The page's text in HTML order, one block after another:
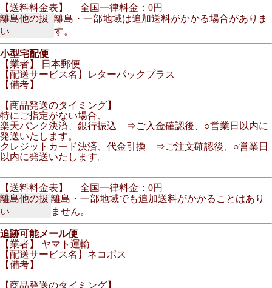
【送料料金表】
全国一律料金：0円
離島他の扱
い
離島・一部地域は追加送料がかかる場合がありま
す。
小型宅配便
【業者】 日本郵便
【配送サービス名】レターパックプラス
【備考】
【商品発送のタイミング】
特にご指定がない場合、
楽天バンク決済、銀行振込 ⇒ご入金確認後、○営業日以内に
発送いたします。
クレジットカード決済、代金引換 ⇒ご注文確認後、○営業日
以内に発送いたします。
【送料料金表】
全国一律料金：0円
離島他の扱
い
離島・一部地域でも追加送料がかかることはあり
ません。
追跡可能メール便
【業者】 ヤマト運輸
【配送サービス名】ネコポス
【備考】
【商品発送のタイミング】